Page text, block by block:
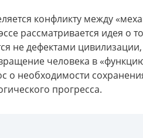
конфликту между
рассматривается идея о
не дефектами
человека в
о необходимости
прогресса.